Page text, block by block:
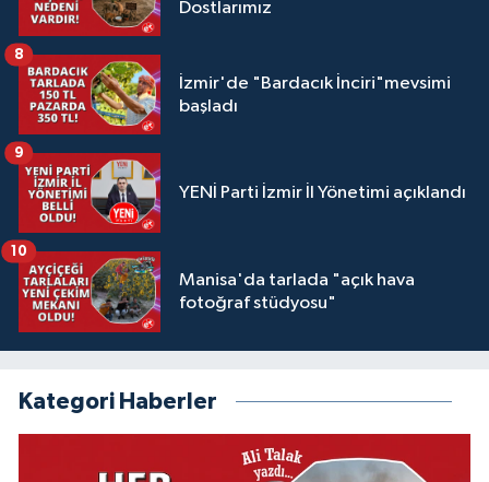
Dostlarımız
İzmir'de "Bardacık İnciri"mevsimi
başladı
8
YENİ Parti İzmir İl Yönetimi açıklandı
9
Manisa'da tarlada "açık hava
fotoğraf stüdyosu"
10
Kategori Haberler